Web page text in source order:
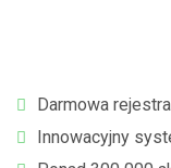
Darmowa
Innowacyjny